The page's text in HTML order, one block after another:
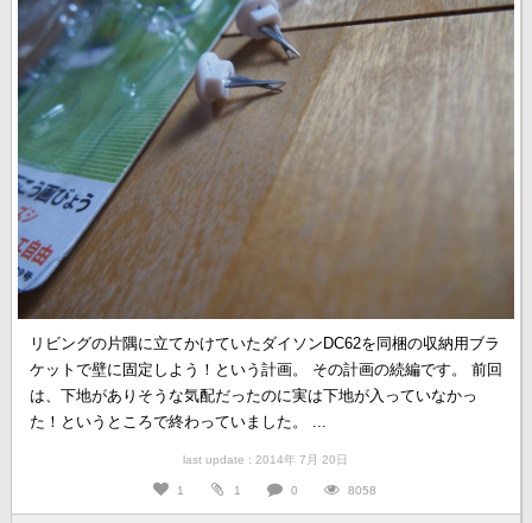
リビングの片隅に立てかけていたダイソンDC62を同梱の収納用ブラ
ケットで壁に固定しよう！という計画。 その計画の続編です。 前回
は、下地がありそうな気配だったのに実は下地が入っていなかっ
た！というところで終わっていました。 ...
last update : 2014年 7月 20日
1 1 0 8058